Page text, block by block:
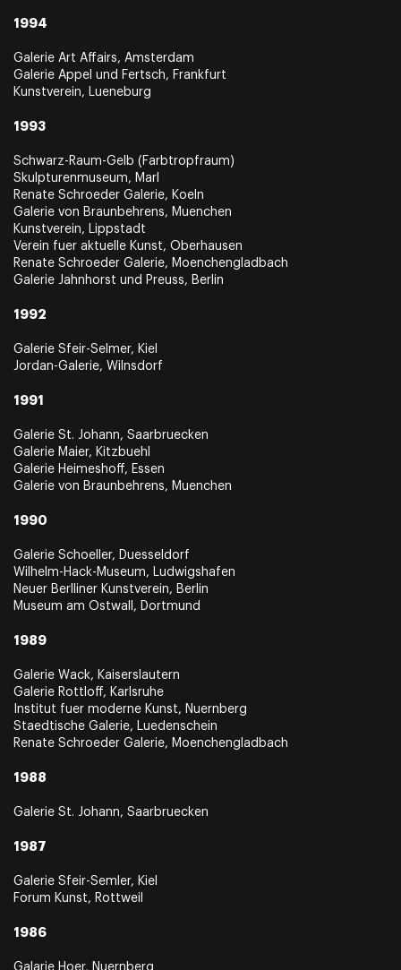
1994
Galerie Art Affairs, Amsterdam
Galerie Appel und Fertsch, Frankfurt
Kunstverein, Lueneburg
1993
Schwarz-Raum-Gelb (Farbtropfraum)
Skulpturenmuseum, Marl
Renate Schroeder Galerie, Koeln
Galerie von Braunbehrens, Muenchen
Kunstverein, Lippstadt
Verein fuer aktuelle Kunst, Oberhausen
Renate Schroeder Galerie, Moenchengladbach
Galerie Jahnhorst und Preuss, Berlin
1992
Galerie Sfeir-Selmer, Kiel
Jordan-Galerie, Wilnsdorf
1991
Galerie St. Johann, Saarbruecken
Galerie Maier, Kitzbuehl
Galerie Heimeshoff, Essen
Galerie von Braunbehrens, Muenchen
1990
Galerie Schoeller, Duesseldorf
Wilhelm-Hack-Museum, Ludwigshafen
Neuer Berlliner Kunstverein, Berlin
Museum am Ostwall, Dortmund
1989
Galerie Wack, Kaiserslautern
Galerie Rottloff, Karlsruhe
Institut fuer moderne Kunst, Nuernberg
Staedtische Galerie, Luedenschein
Renate Schroeder Galerie, Moenchengladbach
1988
Galerie St. Johann, Saarbruecken
1987
Galerie Sfeir-Semler, Kiel
Forum Kunst, Rottweil
1986
Galarie Hoer, Nuernberg